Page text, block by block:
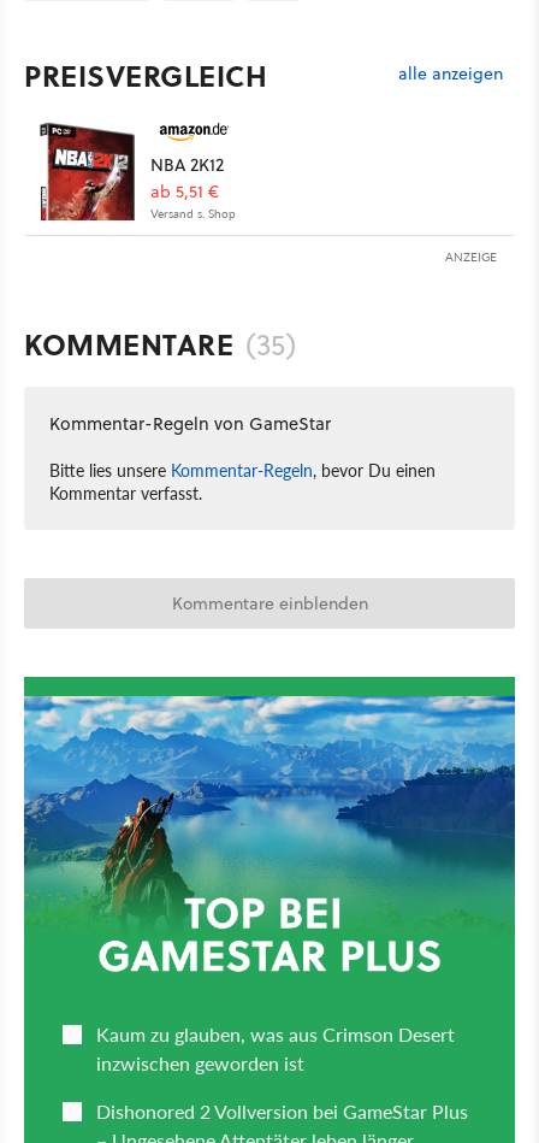
PREISVERGLEICH alle anzeigen
NBA 2K12
ab 5,51 €
Versand s. Shop
ANZEIGE
KOMMENTARE (35)
Kommentar-Regeln von GameStar
Bitte lies unsere Kommentar-Regeln, bevor Du einen
Kommentar verfasst.
Kommentare einblenden